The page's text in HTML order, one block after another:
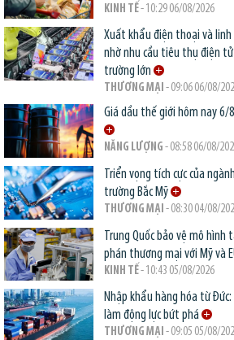
KINH TẾ- 10:29 06/08/2026
Xuất khẩu điện thoại và
nhờ nhu cầu tiêu thụ điện
trường lớn
THƯƠNG MẠI - 09:06 06/08/
Giá dầu thế giới hôm nay 6/
NĂNG LƯỢNG - 08:58 06/08/
Triển vọng tích cực của
trường Bắc Mỹ
THƯƠNG MẠI - 08:30 04/08/
Trung Quốc bảo vệ mô
phán thương mại với Mỹ và
KINH TẾ- 10:43 05/08/2026
Nhập khẩu hàng hóa từ
làm động lực bứt phá
THƯƠNG MẠI - 09:05 05/08/